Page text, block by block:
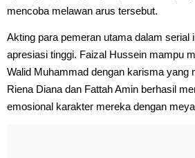
mencoba melawan arus tersebut.
Akting para pemeran utama dalam serial
apresiasi tinggi. Faizal Hussein mampu
Walid Muhammad dengan karisma yang
Riena Diana dan Fattah Amin berhasil
emosional karakter mereka dengan